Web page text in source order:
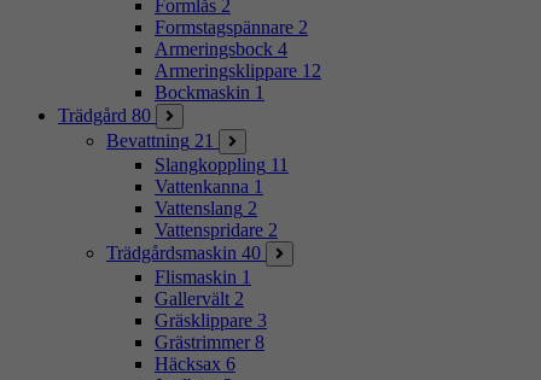
Formlås 2
Formstagspännare 2
Armeringsbock 4
Armeringsklippare 12
Bockmaskin 1
Trädgård 80
Bevattning 21
Slangkoppling 11
Vattenkanna 1
Vattenslang 2
Vattenspridare 2
Trädgårdsmaskin 40
Flismaskin 1
Gallervält 2
Gräsklippare 3
Grästrimmer 8
Häcksax 6